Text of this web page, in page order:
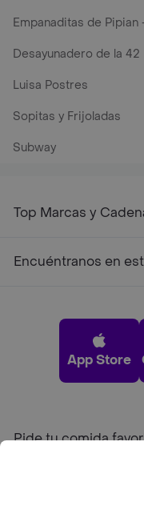
Empanaditas de Pipian
Desayunadero de la 42
Luisa Postres
Sopitas y Frijoladas
Subway
Top Marcas y
Encuéntranos en
App Store
Pide tu comida